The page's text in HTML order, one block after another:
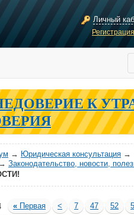
Личный
К
→ Юридическая консультация →
→ Законодательство, новости,
« Первая < 7 47 52